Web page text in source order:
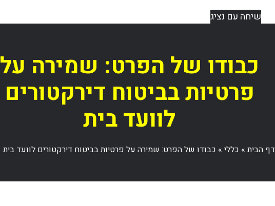
שיחה עם נציג
כבודו של הפרט: שמירה על
פרטיות בביטוח דירקטורים
לוועד בית
דף הבית» כללי » כבודו של הפרט: שמירה על פרטיות בביטוח דירקטורים לוועד בית